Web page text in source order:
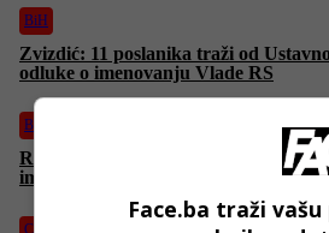
BiH
Zvizdić: 11 poslanika traži od
odluke o imenovanju Vlade RS
BiH
Ramić: Od Stevandića ćemo tražiti
imenovanju vlade RS
Crna hronika
Face.ba traži